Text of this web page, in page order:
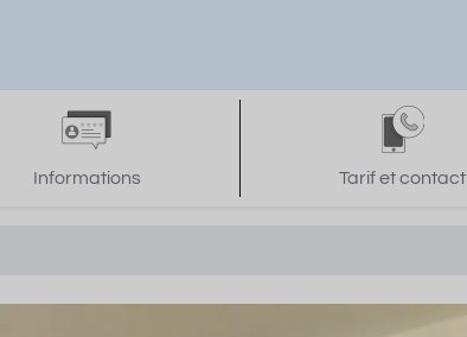
Informations Tarif et contact